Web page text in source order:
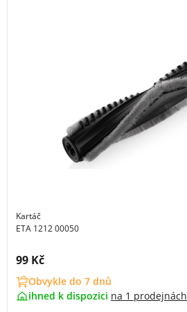
Kartáč
ETA 1212 00050
Cena s DPH:
99 Kč
Obvykle do 7 dnů
ihned k dispozici na 1 prodejnách